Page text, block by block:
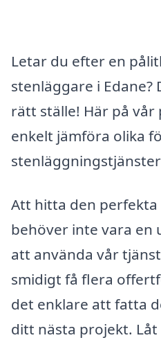
Letar du efter en
stenläggare i
rätt ställe! Här på
enkelt jämföra olika
Att hitta den
behöver inte vara en
att använda vår
smidigt få flera
det enklare att fatta
ditt nästa projekt.